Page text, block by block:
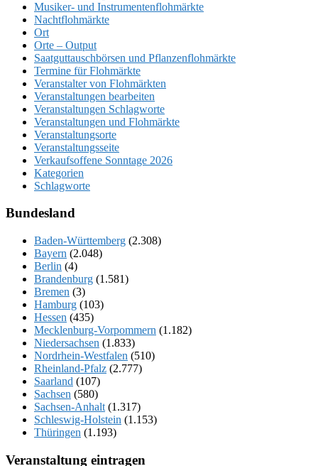
Musiker- und Instrumentenflohmärkte
Nachtflohmärkte
Ort
Orte – Output
Saatguttauschbörsen und Pflanzenflohmärkte
Termine für Flohmärkte
Veranstalter von Flohmärkten
Veranstaltungen bearbeiten
Veranstaltungen Schlagworte
Veranstaltungen und Flohmärkte
Veranstaltungsorte
Veranstaltungsseite
Verkaufsoffene Sonntage 2026
Kategorien
Schlagworte
Bundesland
Baden-Württemberg (2.308)
Bayern (2.048)
Berlin (4)
Brandenburg (1.581)
Bremen (3)
Hamburg (103)
Hessen (435)
Mecklenburg-Vorpommern (1.182)
Niedersachsen (1.833)
Nordrhein-Westfalen (510)
Rheinland-Pfalz (2.777)
Saarland (107)
Sachsen (580)
Sachsen-Anhalt (1.317)
Schleswig-Holstein (1.153)
Thüringen (1.193)
Veranstaltung eintragen